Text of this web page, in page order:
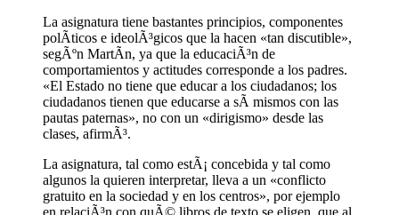
La asignatura tiene bastantes principios, componentes
polÃ­ticos e ideolÃ³gicos que la hacen «tan discutible»,
segÃºn MartÃ­n, ya que la educaciÃ³n de
comportamientos y actitudes corresponde a los padres.
«El Estado no tiene que educar a los ciudadanos; los
ciudadanos tienen que educarse a sÃ­ mismos con las
pautas paternas», no con un «dirigismo» desde las
clases, afirmÃ³.
La asignatura, tal como estÃ¡ concebida y tal como
algunos la quieren interpretar, lleva a un «conflicto
gratuito en la sociedad y en los centros», por ejemplo
en relaciÃ³n con quÃ© libros de texto se eligen, que al